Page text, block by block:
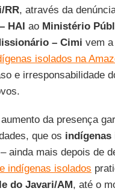
RR, através da
HAI ao Ministério
– Cimi vem
isolados na
e irresponsabilidade
da presença
que os indígenas
ainda mais depois de
indígenas isolados
do Javari/AM, até o